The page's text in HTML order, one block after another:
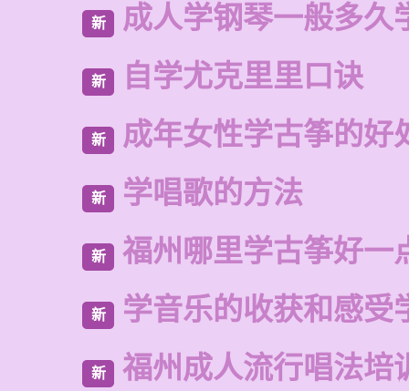
新 成人学钢琴一般多久
新 自学尤克里里口诀
新 成年女性学古筝的好
新 学唱歌的方法
新 福州哪里学古筝好一
新 学音乐的收获和感受
新 福州成人流行唱法培